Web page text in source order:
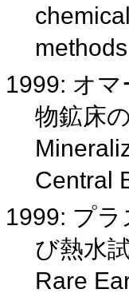
1999: オ
物鉱床
Central
1999: プ
び熱水
Rare